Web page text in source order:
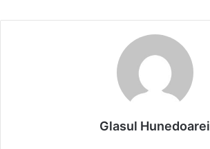
Glasul Hunedoarei